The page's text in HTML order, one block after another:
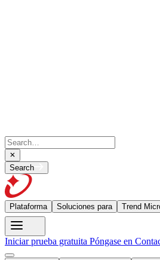
Search
Plataforma Soluciones para Trend
Iniciar prueba gratuita Póngase en